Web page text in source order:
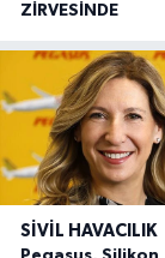
ZİRVESİNDE
SIVIL HAVACILIK